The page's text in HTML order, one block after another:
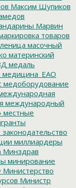
Максим Шупиков
Марвин
товаров
масочный
материнский
медаль
медицина_ЕАО
медоборудование
международный
местные
миллиардеры
Минздрав
минирование
Министерство
Министр